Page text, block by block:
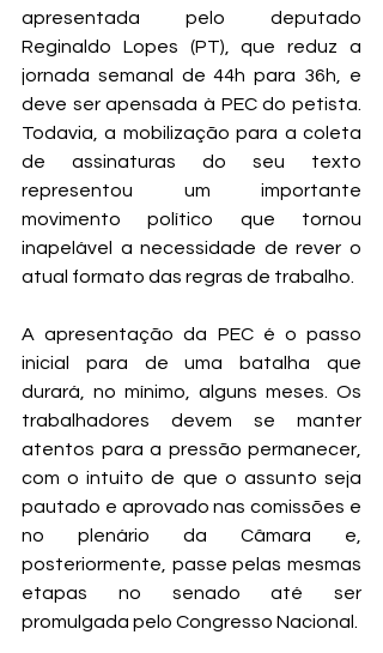
apresentada pelo deputado
Reginaldo Lopes (PT), que reduz a
jornada semanal de 44h para 36h, e
deve ser apensada à PEC do petista.
Todavia, a mobilização para a coleta
de assinaturas do seu texto
representou um importante
movimento político que tornou
inapelável a necessidade de rever o
atual formato das regras de trabalho.
A apresentação da PEC é o passo
inicial para de uma batalha que
durará, no mínimo, alguns meses. Os
trabalhadores devem se manter
atentos para a pressão permanecer,
com o intuito de que o assunto seja
pautado e aprovado nas comissões e
no plenário da Câmara e,
posteriormente, passe pelas mesmas
etapas no senado até ser
promulgada pelo Congresso Nacional.